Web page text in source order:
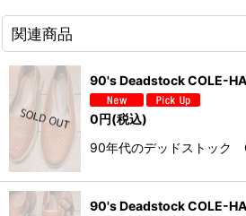
関連商品
90's Deadstock COLE-
0円(税込)
90年代のデッドストック
90's Deadstock COLE-